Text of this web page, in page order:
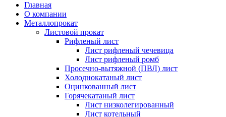
Главная
О компании
Металлопрокат
Листовой прокат
Рифленый лист
Лист рифленый чечевица
Лист рифленый ромб
Просечно-вытяжной (ПВЛ) лист
Холоднокатаный лист
Оцинкованный лист
Горячекатаный лист
Лист низколегированный
Лист котельный